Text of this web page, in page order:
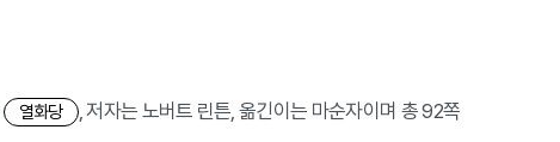
열화당
, 저자는 노버트 린튼, 옮긴이는 마순자이며 총 92쪽